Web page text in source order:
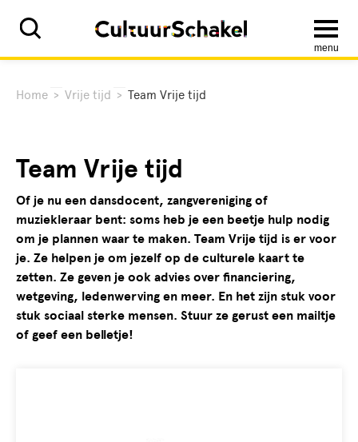
menu
Home > Vrije tijd > Team Vrije tijd
Team Vrije tijd
Of je nu een dansdocent, zangvereniging of
muziekleraar bent: soms heb je een beetje hulp nodig
om je plannen waar te maken. Team Vrije tijd is er voor
je. Ze helpen je om jezelf op de culturele kaart te
zetten. Ze geven je ook advies over financiering,
wetgeving, ledenwerving en meer. En het zijn stuk voor
stuk sociaal sterke mensen. Stuur ze gerust een mailtje
of geef een belletje!